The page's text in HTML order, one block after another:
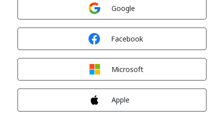
Google
Facebook
Microsoft
Apple